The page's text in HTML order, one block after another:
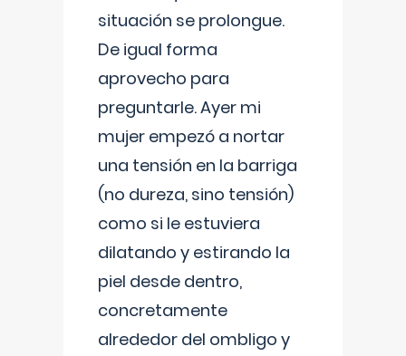
situación se prolongue.
De igual forma
aprovecho para
preguntarle. Ayer mi
mujer empezó a nortar
una tensión en la barriga
(no dureza, sino tensión)
como si le estuviera
dilatando y estirando la
piel desde dentro,
concretamente
alrededor del ombligo y